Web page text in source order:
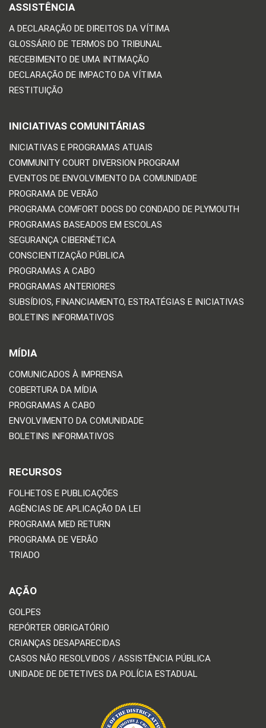
ASSISTÊNCIA
A DECLARAÇÃO DE DIREITOS DA VÍTIMA
GLOSSÁRIO DE TERMOS DO TRIBUNAL
RECEBIMENTO DE UMA INTIMAÇÃO
DECLARAÇÃO DE IMPACTO DA VÍTIMA
RESTITUIÇÃO
INICIATIVAS COMUNITÁRIAS
INICIATIVAS E PROGRAMAS ATUAIS
COMMUNITY COURT DIVERSION PROGRAM
EVENTOS DE ENVOLVIMENTO DA COMUNIDADE
PROGRAMA DE VERÃO
PROGRAMA COMFORT DOGS DO CONDADO DE PLYMOUTH
PROGRAMAS BASEADOS EM ESCOLAS
SEGURANÇA CIBERNÉTICA
CONSCIENTIZAÇÃO PÚBLICA
PROGRAMAS A CABO
PROGRAMAS ANTERIORES
SUBSÍDIOS, FINANCIAMENTO, ESTRATÉGIAS E INICIATIVAS
BOLETINS INFORMATIVOS
MÍDIA
COMUNICADOS À IMPRENSA
COBERTURA DA MÍDIA
PROGRAMAS A CABO
ENVOLVIMENTO DA COMUNIDADE
BOLETINS INFORMATIVOS
RECURSOS
FOLHETOS E PUBLICAÇÕES
AGÊNCIAS DE APLICAÇÃO DA LEI
PROGRAMA MED RETURN
PROGRAMA DE VERÃO
TRIADO
AÇÃO
GOLPES
REPÓRTER OBRIGATÓRIO
CRIANÇAS DESAPARECIDAS
CASOS NÃO RESOLVIDOS / ASSISTÊNCIA PÚBLICA
UNIDADE DE DETETIVES DA POLÍCIA ESTADUAL